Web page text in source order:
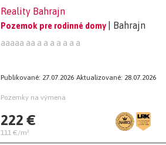
Reality Bahrajn
Pozemok pre rodinné domy | Bahrajn
aaaaa aa a a a a a a a
Publikované: 27.07.2026 Aktualizované: 28.07.2026
Pozemky na výmena
222 €
111 €/m²